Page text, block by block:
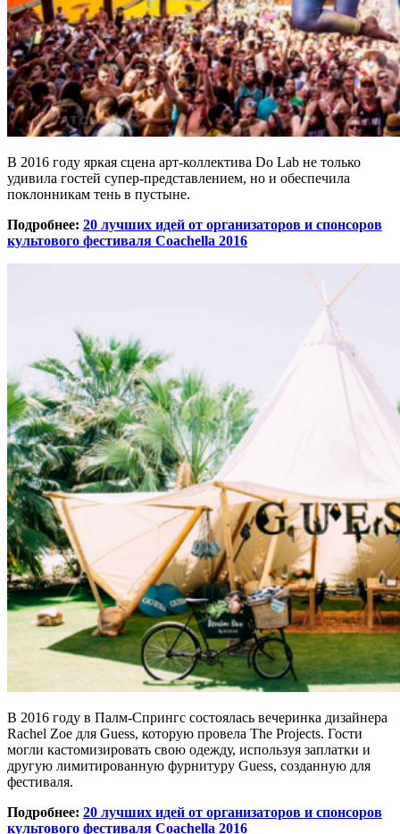
В 2016 году яркая сцена арт-коллектива Do Lab не только
удивила гостей супер-представлением, но и обеспечила
поклонникам тень в пустыне.
Подробнее: 20 лучших идей от организаторов и спонсоров
культового фестиваля Coachella 2016
В 2016 году в Палм-Спрингс состоялась вечеринка дизайнера
Rachel Zoe для Guess, которую провела The Projects. Гости
могли кастомизировать свою одежду, используя заплатки и
другую лимитированную фурнитуру Guess, созданную для
фестиваля.
Подробнее: 20 лучших идей от организаторов и спонсоров
культового фестиваля Coachella 2016